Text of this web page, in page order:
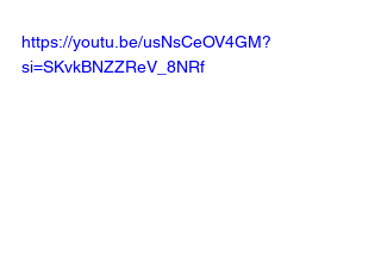
https://youtu.be/usNsCeOV4GM?
si=SKvkBNZZReV_8NRf